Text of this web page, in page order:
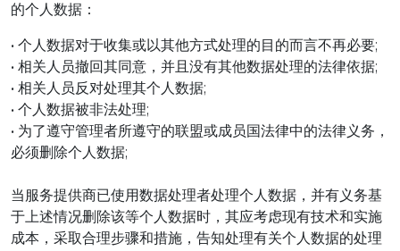
的个人数据：
• 个人数据对于收集或以其他方式处理的目的而言不再必要;
• 相关人员撤回其同意，并且没有其他数据处理的法律依据;
• 相关人员反对处理其个人数据;
• 个人数据被非法处理;
• 为了遵守管理者所遵守的联盟或成员国法律中的法律义务，
必须删除个人数据;
当服务提供商已使用数据处理者处理个人数据，并有义务基
于上述情况删除该等个人数据时，其应考虑现有技术和实施
成本，采取合理步骤和措施，告知处理有关个人数据的处理